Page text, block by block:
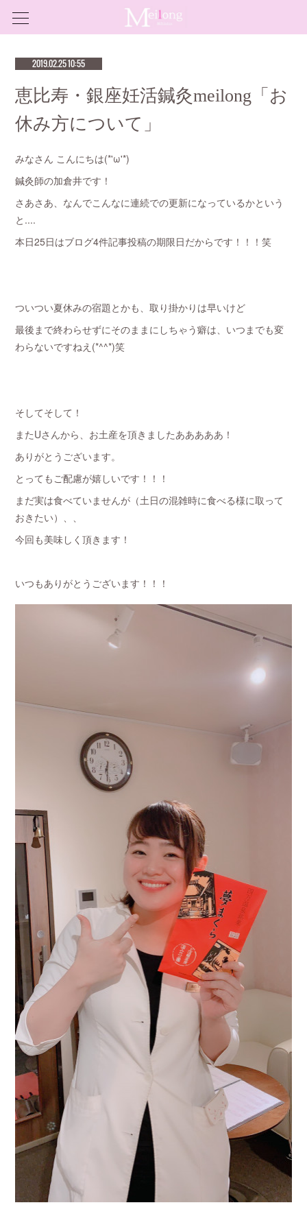
2019.02.25 10:55
恵比寿・銀座妊活鍼灸meilong「お
休み方について」
みなさん こんにちは(*'ω'*)
鍼灸師の加倉井です！
さあさあ、なんでこんなに連続での更新になっているかという
と....
本日25日はブログ4件記事投稿の期限日だからです！！！笑
ついつい夏休みの宿題とかも、取り掛かりは早いけど
最後まで終わらせずにそのままにしちゃう癖は、いつまでも変
わらないですねえ(*^^*)笑
そしてそして！
またUさんから、お土産を頂きましたあああああ！
ありがとうございます。
とってもご配慮が嬉しいです！！！
まだ実は食べていませんが（土日の混雑時に食べる様に取って
おきたい）、、
今回も美味しく頂きます！
いつもありがとうございます！！！